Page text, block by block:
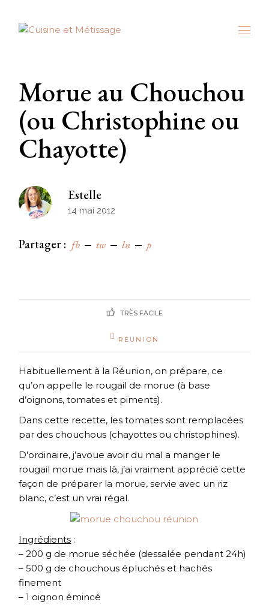
content
Morue au Chouchou
(ou Christophine ou
Chayotte)
Estelle
14 mai 2012
Partager : fb tw ln p
TRÈS FACILE
RÉUNION
Habituellement à la Réunion, on prépare, ce
qu’on appelle le rougail de morue (à base
d’oignons, tomates et piments).
Dans cette recette, les tomates sont remplacées
par des chouchous (chayottes ou christophines).
D’ordinaire, j’avoue avoir du mal a manger le
rougail morue mais là, j’ai vraiment apprécié cette
façon de préparer la morue, servie avec un riz
blanc, c’est un vrai régal.
Ingrédients :
– 200 g de morue séchée (dessalée pendant 24h)
– 500 g de chouchous épluchés et hachés
finement
– 1 oignon émincé